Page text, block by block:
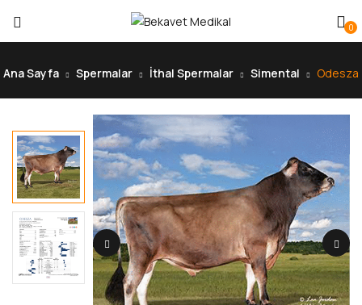
0
Ana Sayfa Spermalar İthal Spermalar Simental Odesza